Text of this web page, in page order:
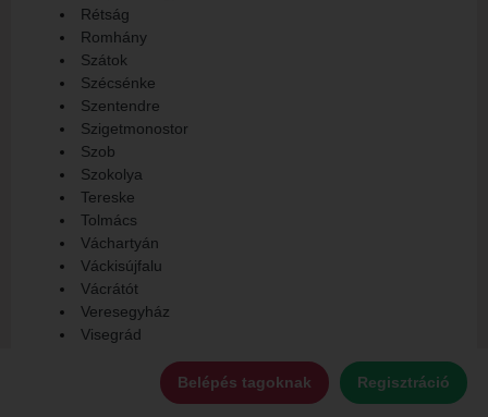
Belépés tagoknak Regisztráció
Rétság
Romhány
Szátok
Szécsénke
Szentendre
Szigetmonostor
Szob
Szokolya
Tereske
Tolmács
Váchartyán
Váckisújfalu
Vácrátót
Veresegyház
Visegrád
Az első találkozás jelentősége